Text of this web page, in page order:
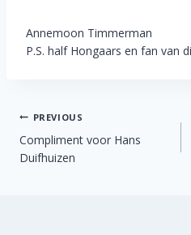
Annemoon Timmerman
P.S. half Hongaars en fan van
Berichtnavigatie
PREVIOUS
Compliment voor Hans
Duifhuizen